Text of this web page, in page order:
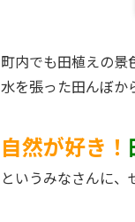
町内でも田植えの景
水を張った田んぼか
自然が好き！
というみなさんに、